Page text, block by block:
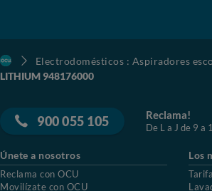
Electrodomésticos : Aspiradores
LITHIUM 948176000
900 055 105 Reclama!
De L a J de 9 a
Únete a nosotros
Reclama con OCU
Movilízate con OCU
Los